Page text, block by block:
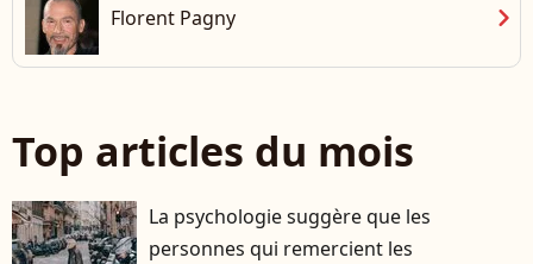
Florent Pagny chevron_right
Top articles du mois
La psychologie suggère que les
personnes qui remercient les